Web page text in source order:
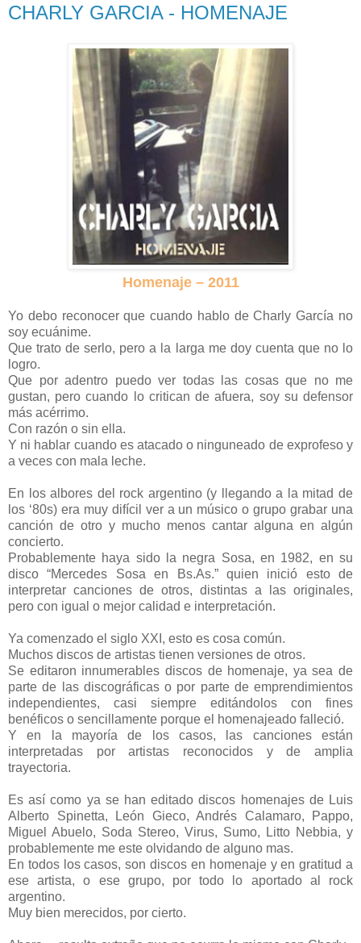
CHARLY GARCIA - HOMENAJE
Homenaje – 2011
Yo debo reconocer que cuando hablo de Charly García no
soy ecuánime.
Que trato de serlo, pero a la larga me doy cuenta que no lo
logro.
Que por adentro puedo ver todas las cosas que no me
gustan, pero cuando lo critican de afuera, soy su defensor
más acérrimo.
Con razón o sin ella.
Y ni hablar cuando es atacado o ninguneado de exprofeso y
a veces con mala leche.
En los albores del rock argentino (y llegando a la mitad de
los ‘80s) era muy difícil ver a un músico o grupo grabar una
canción de otro y mucho menos cantar alguna en algún
concierto.
Probablemente haya sido la negra Sosa, en 1982, en su
disco “Mercedes Sosa en Bs.As.” quien inició esto de
interpretar canciones de otros, distintas a las originales,
pero con igual o mejor calidad e interpretación.
Ya comenzado el siglo XXI, esto es cosa común.
Muchos discos de artistas tienen versiones de otros.
Se editaron innumerables discos de homenaje, ya sea de
parte de las discográficas o por parte de emprendimientos
independientes, casi siempre editándolos con fines
benéficos o sencillamente porque el homenajeado falleció.
Y en la mayoría de los casos, las canciones están
interpretadas por artistas reconocidos y de amplia
trayectoria.
Es así como ya se han editado discos homenajes de Luis
Alberto Spinetta, León Gieco, Andrés Calamaro, Pappo,
Miguel Abuelo, Soda Stereo, Virus, Sumo, Litto Nebbia, y
probablemente me este olvidando de alguno mas.
En todos los casos, son discos en homenaje y en gratitud a
ese artista, o ese grupo, por todo lo aportado al rock
argentino.
Muy bien merecidos, por cierto.